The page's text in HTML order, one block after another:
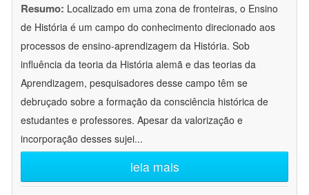
Resumo: Localizado em uma zona de fronteiras, o Ensino
de História é um campo do conhecimento direcionado aos
processos de ensino-aprendizagem da História. Sob
influência da teoria da História alemã e das teorias da
Aprendizagem, pesquisadores desse campo têm se
debruçado sobre a formação da consciência histórica de
estudantes e professores. Apesar da valorização e
incorporação desses sujei...
leia mais